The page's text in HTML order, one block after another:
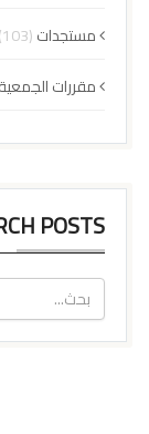
مستجدات(103)
مقررات
POSTS